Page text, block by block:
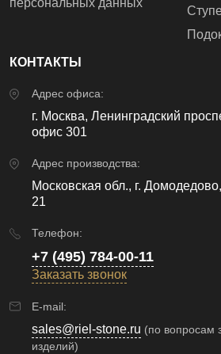
персональных данных
КОНТАКТЫ
Адрес офиса:
г. Москва, Ленинградский
офис 301
Адрес производства:
Московская обл., г.
21
Телефон:
+7 (495) 784-00-11
Заказать звонок
E-mail:
sales@riel-stone.ru (по вопросам
изделий)